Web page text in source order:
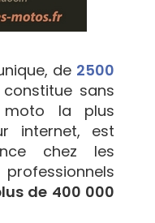
de 2500
sans
moto la plus
internet, est
chez les
de 400 000